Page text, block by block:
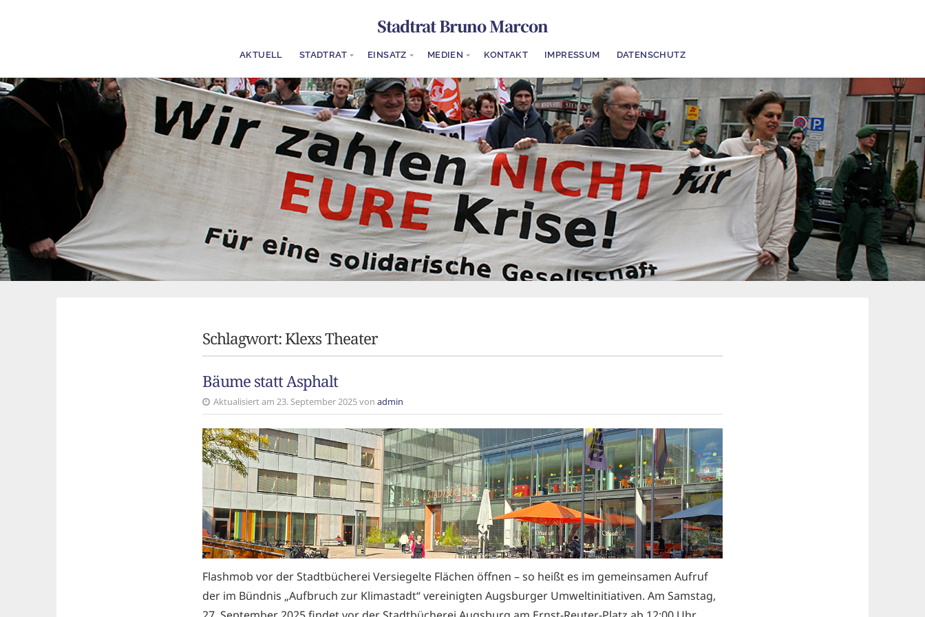
Stadtrat Bruno Marcon
AKTUELL STADTRAT EINSATZ MEDIEN KONTAKT IMPRESSUM DATENSCHUTZ
Schlagwort:Klexs Theater
Bäume statt Asphalt
Aktualisiert am 23. September 2025 vonadmin
Flashmob vor der Stadtbücherei Versiegelte Flächen öffnen – so heißt es im gemeinsamen Aufruf
der im Bündnis „Aufbruch zur Klimastadt“ vereinigten Augsburger Umweltinitiativen. Am Samstag,